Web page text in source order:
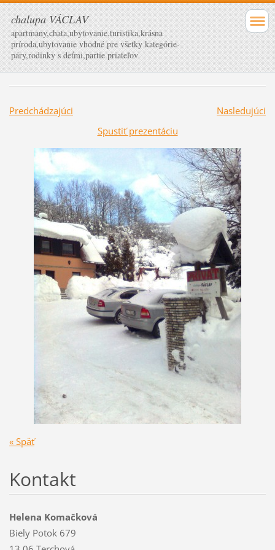
chalupa VÁCLAV
apartmany,chata,ubytovanie,turistika,krásna
príroda,ubytovanie vhodné pre všetky kategórie-
páry,rodinky s deťmi,partie priateľov
Predchádzajúci
Nasledujúci
Spustiť prezentáciu
« Späť
Kontakt
Helena Komačková
Biely Potok 679